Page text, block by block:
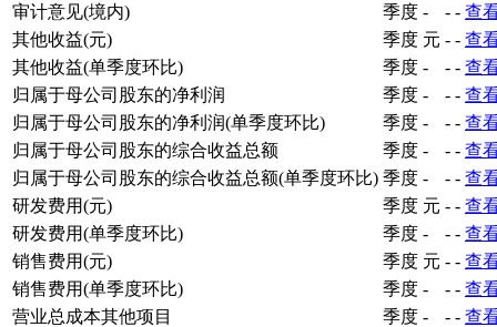
审计意见(境内)
季度 - - - 查
其他收益(元)
季度 元 - - 查
其他收益(单季度环比)
季度 - - - 查
归属于母公司股东的净利润
季度 - - - 查
归属于母公司股东的净利润(单季度环比)
季度 - - - 查
归属于母公司股东的综合收益总额
季度 - - - 查
归属于母公司股东的综合收益总额(单季度环比) 季度 - - - 查
研发费用(元)
季度 元 - - 查
研发费用(单季度环比)
季度 - - - 查
销售费用(元)
季度 元 - - 查
销售费用(单季度环比)
季度 - - - 查
营业总成本其他项目
季度 - - - 查